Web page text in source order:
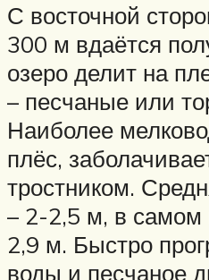
С восточной
300 м вдаётся
озеро делит на
– песчаные или
Наиболее
плёс,
тростником.
– 2-2,5 м, в самом
2,9 м. Быстро
воды и песчаное